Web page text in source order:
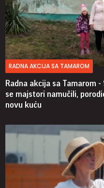
RADNA AKCIJA SA TAMAROM
Radna akcija sa Tamarom
se majstori namučili,
novu kuću